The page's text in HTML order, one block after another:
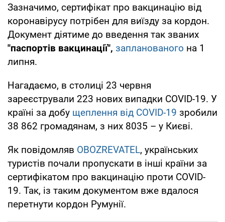
Зазначимо, сертифікат про вакцинацію від
коронавірусу потрібен для виїзду за кордон.
Документ діятиме до введення так званих
"паспортів вакцинації", запланованого на 1
липня.
Нагадаємо, в столиці 23 червня
зареєстрували 223 нових випадки COVID-19. У
країні за добу щеплення від COVID-19 зробили
38 862 громадянам, з них 8035 – у Києві.
Як повідомляв OBOZREVATEL, українських
туристів почали пропускати в інші країни за
сертифікатом про вакцинацію проти COVID-
19. Так, із таким документом вже вдалося
перетнути кордон Румунії.